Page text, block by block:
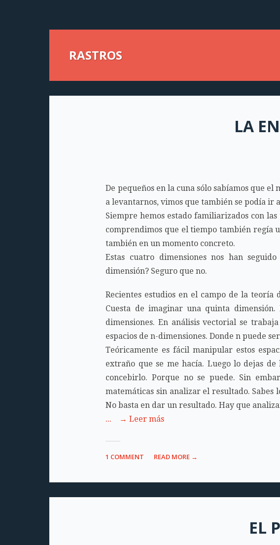
RASTROS
LA
De pequeños en la cuna sólo sabíamos que
a levantarnos, vimos que también se podía ir
Siempre hemos estado familiarizados con
comprendimos que el tiempo también regía
también en un momento concreto.
Estas cuatro dimensiones nos han
dimensión? Seguro que no.
Recientes estudios en el campo de la teoría
Cuesta de imaginar una quinta
dimensiones. En análisis vectorial se
espacios de n-dimensiones. Donde n puede ser
Teóricamente es fácil manipular estos
extraño que se me hacía. Luego lo dejas
concebirlo. Porque no se puede. Sin
matemáticas sin analizar el resultado.
No basta en dar un resultado. Hay que
... → Leer más
1 COMMENT READ MORE →
EL